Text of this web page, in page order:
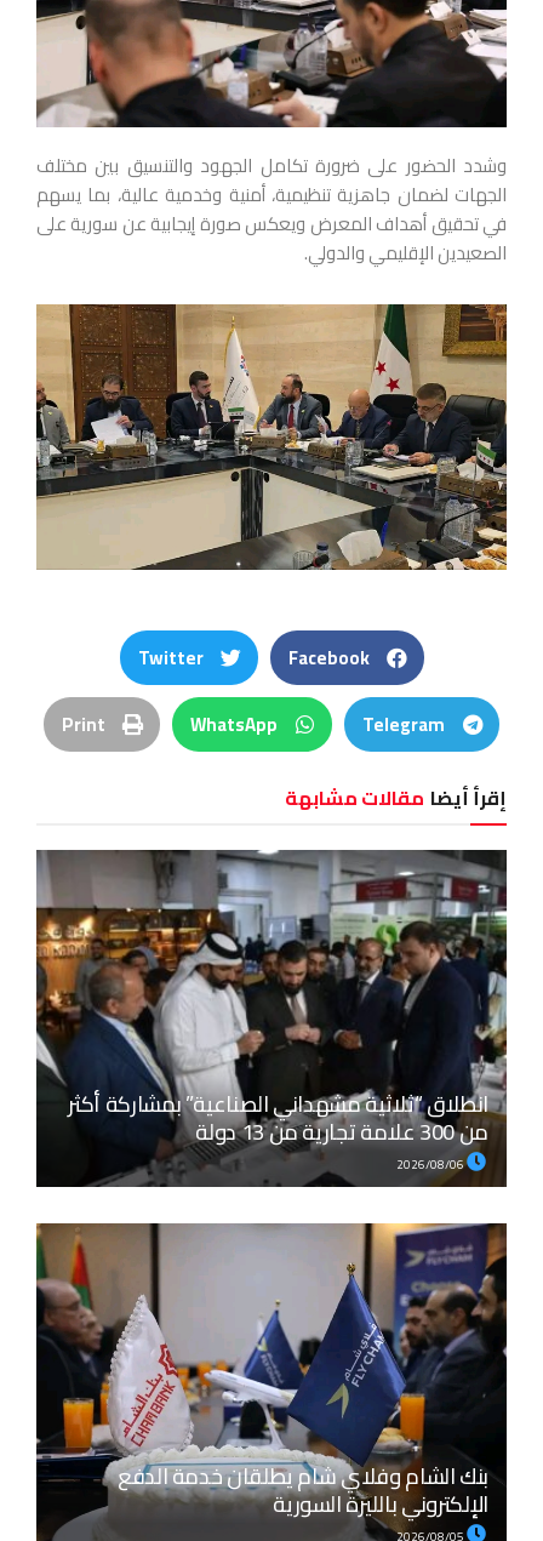
وشدد الحضور على ضرورة تكامل الجهود والتنسيق بين مختلف
الجهات لضمان جاهزية تنظيمية، أمنية وخدمية عالية، بما يسهم
في تحقيق أهداف المعرض ويعكس صورة إيجابية عن سورية على
الصعيدين الإقليمي والدولي.
Facebook
Twitter
Telegram
WhatsApp
Print
إقرأ أيضا مقالات مشابهة
انطلاق “ثلاثية مشهداني الصناعية” بمشاركة أكثر
من 300 علامة تجارية من 13 دولة
2026/08/06
بنك الشام وفلاي شام يطلقان خدمة الدفع
الإلكتروني بالليرة السورية